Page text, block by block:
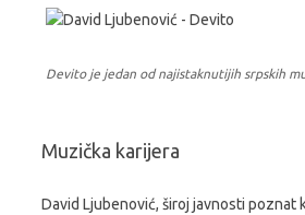
Devito je jedan od najistaknutijih srpskih
Muzička karijera
David Ljubenović, široj javnosti poznat